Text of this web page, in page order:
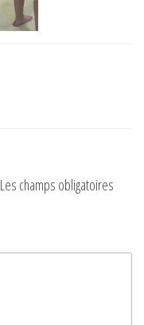
Les champs obligatoires